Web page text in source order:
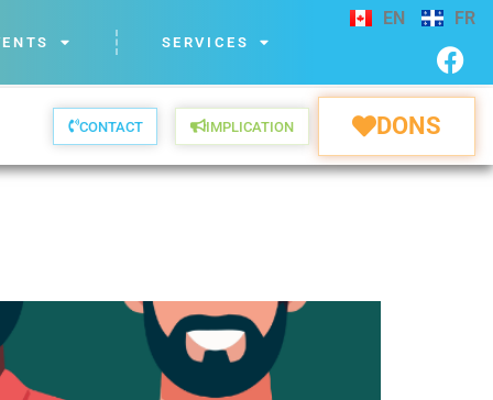
SERVICES
EN FR
CONTACT IMPLICATION DONS